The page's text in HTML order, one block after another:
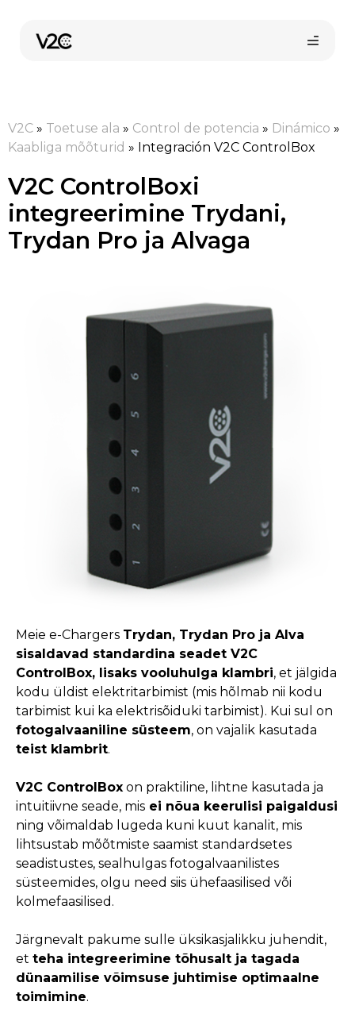
content
V2C » Toetuse ala » Control de potencia » Dinámico »
Kaabliga mõõturid » Integración V2C ControlBox
V2C ControlBoxi
integreerimine Trydani,
Trydan Pro ja Alvaga
Meie e-Chargers Trydan, Trydan Pro ja Alva
sisaldavad standardina seadet V2C
ControlBox, lisaks vooluhulga klambri, et jälgida
kodu üldist elektritarbimist (mis hõlmab nii kodu
tarbimist kui ka elektrisõiduki tarbimist). Kui sul on
fotogalvaaniline süsteem, on vajalik kasutada
teist klambrit.
V2C ControlBox on praktiline, lihtne kasutada ja
intuitiivne seade, mis ei nõua keerulisi paigaldusi
ning võimaldab lugeda kuni kuut kanalit, mis
lihtsustab mõõtmiste saamist standardsetes
seadistustes, sealhulgas fotogalvaanilistes
süsteemides, olgu need siis ühefaasilised või
kolmefaasilised.
Järgnevalt pakume sulle üksikasjalikku juhendit,
et teha integreerimine tõhusalt ja tagada
dünaamilise võimsuse juhtimise optimaalne
toimimine.